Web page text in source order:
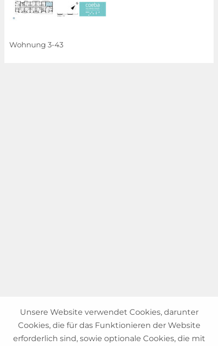
Wohnung 3-43
Unsere Website verwendet Cookies, darunter
Cookies, die für das Funktionieren der Website
erforderlich sind, sowie optionale Cookies, die mit